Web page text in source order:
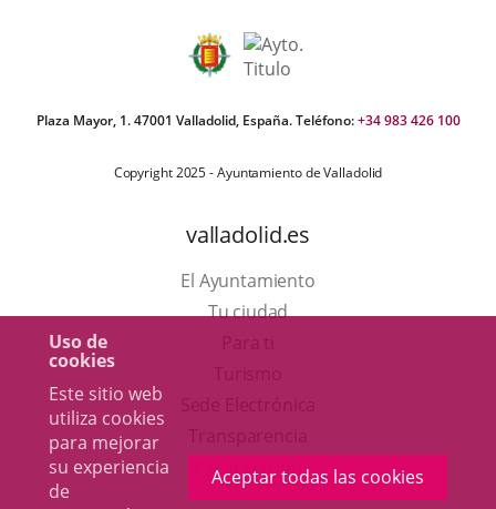
Uso de
cookies
Este sitio web
utiliza cookies
para mejorar
su experiencia
de
Aceptar todas las cookies
Plaza Mayor, 1. 47001 Valladolid, España. Teléfono:+34 983 426 100
Copyright 2025 - Ayuntamiento de Valladolid
valladolid.es
El Ayuntamiento
Tu ciudad
abrirá
en
una
aplicación
Participación